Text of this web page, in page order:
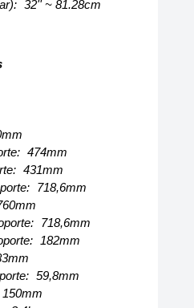
32'' ~ 81.28cm
474mm
431mm
718,6mm
718,6mm
182mm
59,8mm
150mm